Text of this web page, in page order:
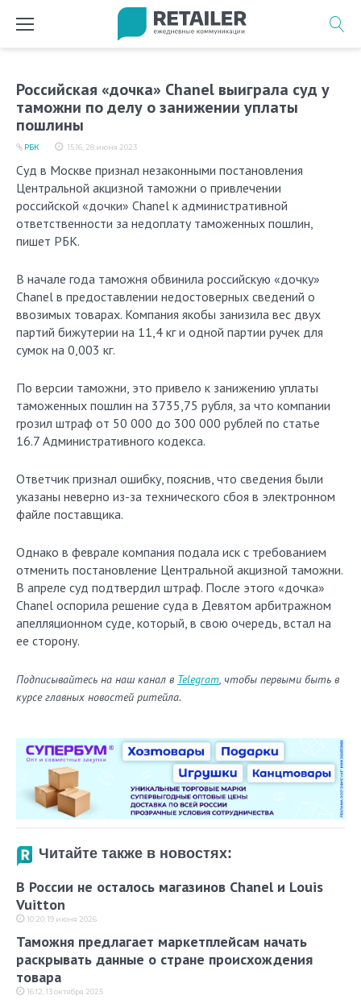
Российская «дочка» Chanel выиграла суд у
таможни по делу о занижении уплаты
пошлины
15:16, 28 июня 2023
РБК
Суд в Москве признал незаконными постановления
Центральной акцизной таможни о привлечении
российской «дочки» Chanel к административной
ответственности за недоплату таможенных пошлин,
пишет РБК.
В начале года таможня обвинила российскую «дочку»
Chanel в предоставлении недостоверных сведений о
ввозимых товарах. Компания якобы занизила вес двух
партий бижутерии на 11,4 кг и одной партии ручек для
сумок на 0,003 кг.
По версии таможни, это привело к занижению уплаты
таможенных пошлин на 3735,75 рубля, за что компании
грозил штраф от 50 000 до 300 000 рублей по статье
16.7 Административного кодекса.
Ответчик признал ошибку, пояснив, что сведения были
указаны неверно из-за технического сбоя в электронном
файле поставщика.
Однако в феврале компания подала иск с требованием
отменить постановление Центральной акцизной таможни.
В апреле суд подтвердил штраф. После этого «дочка»
Chanel оспорила решение суда в Девятом арбитражном
апелляционном суде, который, в свою очередь, встал на
ее сторону.
Подписывайтесь на наш канал в Telegram, чтобы первыми быть в
курсе главных новостей ритейла.
Читайте также в новостях:
В России не осталось магазинов Chanel и Louis
Vuitton
10:20, 19 июня 2026
Таможня предлагает маркетплейсам начать
раскрывать данные о стране происхождения
товара
16:12, 13 октября 2025